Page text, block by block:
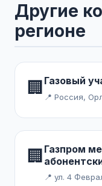
Другие
регионе
🏢 Газовый
🏢 Газпром
📍 ул. 4